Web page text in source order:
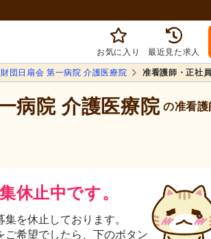
お気に入り 最近見た求人
団日扇会 第一病院 介護医療院 准看護師・正社員
病院 介護医療院 の准看護
休止中です。
を休止しております。
ご希望でしたら、下のボタン